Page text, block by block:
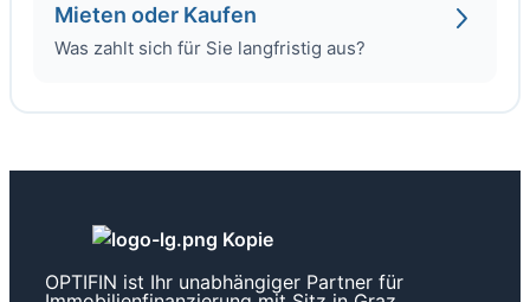
Mieten oder Kaufen
Was zahlt sich für Sie langfristig aus?
OPTIFIN ist Ihr unabhängiger Partner für